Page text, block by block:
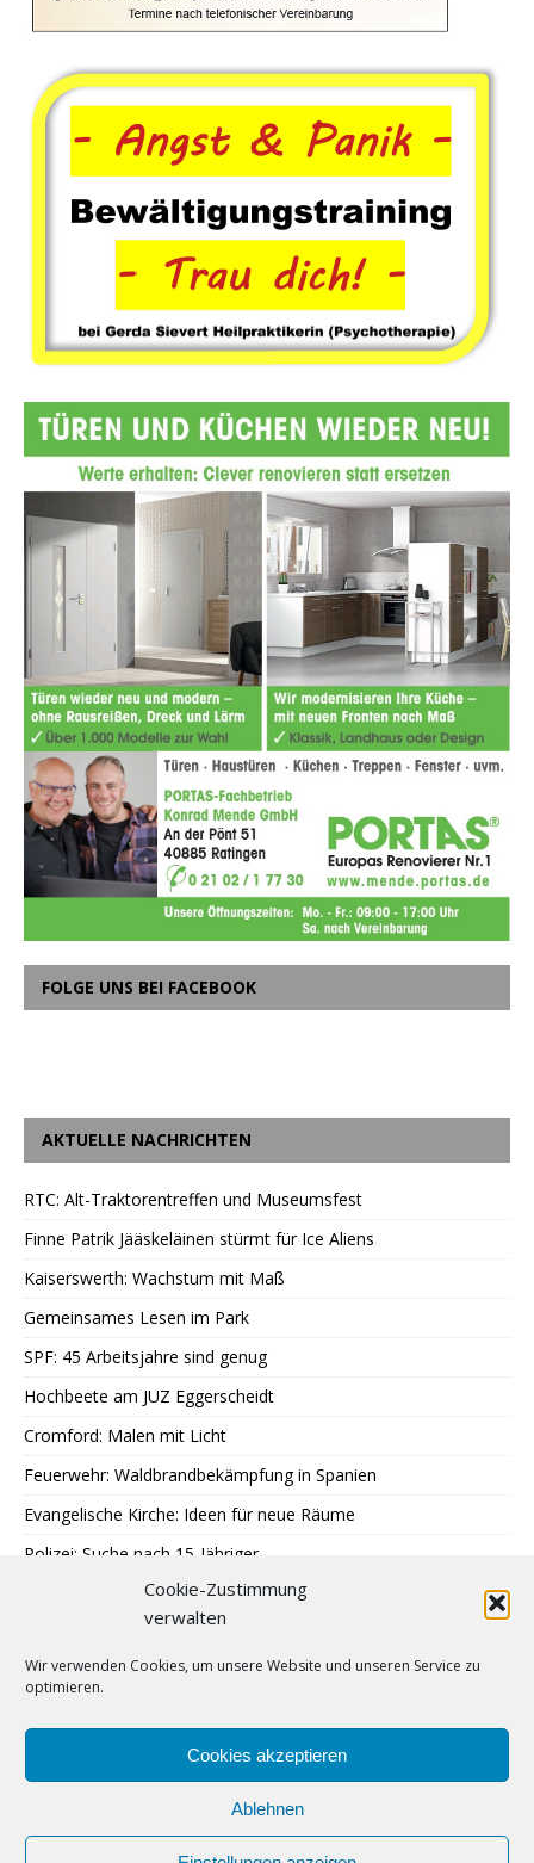
Cookie-Zustimmung
verwalten
Wir verwenden Cookies, um unsere Website und unseren Service zu
optimieren.
Cookies akzeptieren
Ablehnen
FOLGE UNS BEI FACEBOOK
AKTUELLE NACHRICHTEN
RTC: Alt-Traktorentreffen und Museumsfest
Finne Patrik Jääskeläinen stürmt für Ice Aliens
Kaiserswerth: Wachstum mit Maß
Gemeinsames Lesen im Park
SPF: 45 Arbeitsjahre sind genug
Hochbeete am JUZ Eggerscheidt
Cromford: Malen mit Licht
Feuerwehr: Waldbrandbekämpfung in Spanien
Evangelische Kirche: Ideen für neue Räume
Polizei: Suche nach 15-Jähriger
A40: Nach Fahrzeugbrand Sperrung
MercatorJazz im September
Breitscheid feiert 13. Schlossfest
SPD: Trauer um Klaus Hänsch